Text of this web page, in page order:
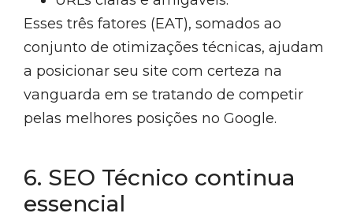
Esses três fatores (EAT), somados ao
conjunto de otimizações técnicas, ajudam
a posicionar seu site com certeza na
vanguarda em se tratando de competir
pelas melhores posições no Google.
6. SEO Técnico continua
essencial